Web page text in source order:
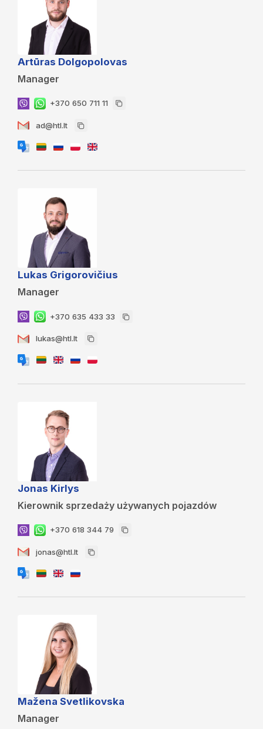
Artūras Dolgopolovas
Manager
+370 650 711 11
ad@htl.lt
Lukas Grigorovičius
Manager
+370 635 433 33
lukas@htl.lt
Jonas Kirlys
Kierownik sprzedaży używanych pojazdów
+370 618 344 79
jonas@htl.lt
Mažena Svetlikovska
Manager